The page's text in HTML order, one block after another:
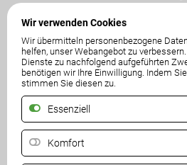
Wir verwenden Cookies
Wir übermitteln personenbezogene
helfen, unser Webangebot zu
Dienste zu nachfolgend aufgeführten
benötigen wir Ihre Einwilligung. Indem
stimmen Sie diesen zu.
Essenziell
Komfort
Anerkennung der bisherigen
Weideflächen, was vor allem den
Kärntner Almbauern zugutekommen
möchten wir es unseren Landwirten
‚Energiewirte‘ zu werden und fordern
der Genehmigung von
mittels einfacher Bauanzeige“,
freiheitlichen Anträge an die
Anträge sind „Refundierung der CO2-
der Richtsätze zur